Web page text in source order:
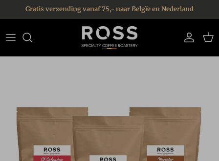
Ga naar inhoud
Gratis verzending vanaf 75,- naar Belgïe en Nederland
Account